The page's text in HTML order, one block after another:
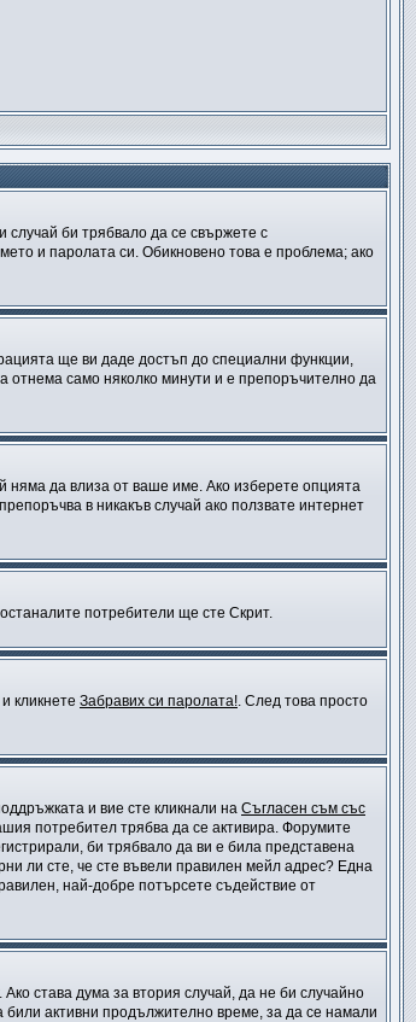
случай би трябвало да се свържете с
и паролата си. Обикновено това е проблема; ако
ще ви даде достъп до специални функции,
отнема само няколко минути и е препоръчително да
няма да влиза от ваше име. Ако изберете опцията
в никакъв случай ако ползвате интернет
потребители ще сте Скрит.
кликнете Забравих си паролата!. След това просто
и вие сте кликнали на Съгласен съм със
потребител трябва да се активира. Форумите
би трябвало да ви е била представена
ли сте, че сте въвели правилен мейл адрес? Една
най-добре потърсете съдействие от
става дума за втория случай, да не би случайно
активни продължително време, за да се намали